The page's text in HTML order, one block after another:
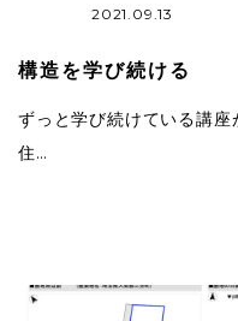
2021.09.13
構造を学び続ける
ずっと学び続けている講
住…